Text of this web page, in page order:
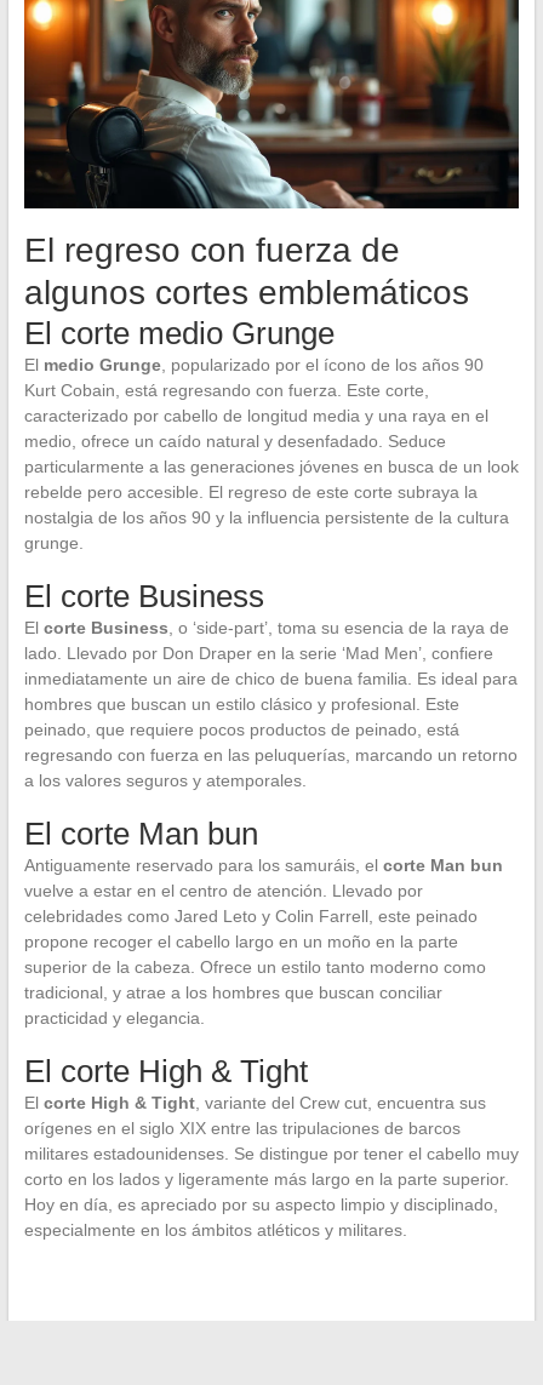
El regreso con fuerza de
algunos cortes emblemáticos
El corte medio Grunge
El medio Grunge, popularizado por el ícono de los años 90
Kurt Cobain, está regresando con fuerza. Este corte,
caracterizado por cabello de longitud media y una raya en el
medio, ofrece un caído natural y desenfadado. Seduce
particularmente a las generaciones jóvenes en busca de un look
rebelde pero accesible. El regreso de este corte subraya la
nostalgia de los años 90 y la influencia persistente de la cultura
grunge.
El corte Business
El corte Business, o ‘side-part’, toma su esencia de la raya de
lado. Llevado por Don Draper en la serie ‘Mad Men’, confiere
inmediatamente un aire de chico de buena familia. Es ideal para
hombres que buscan un estilo clásico y profesional. Este
peinado, que requiere pocos productos de peinado, está
regresando con fuerza en las peluquerías, marcando un retorno
a los valores seguros y atemporales.
El corte Man bun
Antiguamente reservado para los samuráis, el corte Man bun
vuelve a estar en el centro de atención. Llevado por
celebridades como Jared Leto y Colin Farrell, este peinado
propone recoger el cabello largo en un moño en la parte
superior de la cabeza. Ofrece un estilo tanto moderno como
tradicional, y atrae a los hombres que buscan conciliar
practicidad y elegancia.
El corte High & Tight
El corte High & Tight, variante del Crew cut, encuentra sus
orígenes en el siglo XIX entre las tripulaciones de barcos
militares estadounidenses. Se distingue por tener el cabello muy
corto en los lados y ligeramente más largo en la parte superior.
Hoy en día, es apreciado por su aspecto limpio y disciplinado,
especialmente en los ámbitos atléticos y militares.